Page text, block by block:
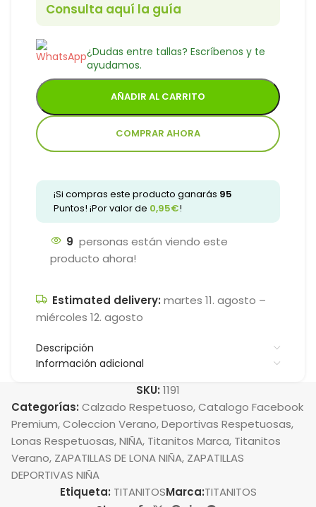
Consulta aquí la guía
¿Dudas entre tallas? Escríbenos y te
ayudamos.
AÑADIR AL CARRITO
COMPRAR AHORA
¡Si compras este producto ganarás 95
Puntos! ¡Por valor de 0,95€!
9 personas están viendo este
producto ahora!
Estimated delivery: martes 11. agosto –
miércoles 12. agosto
Descripción
Información adicional
SKU: 1191
Categorías: Calzado Respetuoso,Catalogo Facebook
Premium,Coleccion Verano,Deportivas Respetuosas,
Lonas Respetuosas,NIÑA, Titanitos Marca, Titanitos
Verano, ZAPATILLAS DE LONA NIÑA, ZAPATILLAS
DEPORTIVAS NIÑA
Etiqueta: TITANITOSMarca:TITANITOS